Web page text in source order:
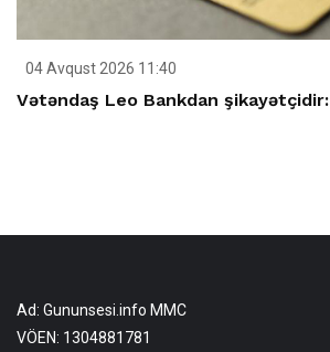
04 Avqust 2026 11:40
Vətəndaş Leo Bankdan şikayətçidir:
Ad: Gununsesi.info MMC
VÖEN: 1304881781